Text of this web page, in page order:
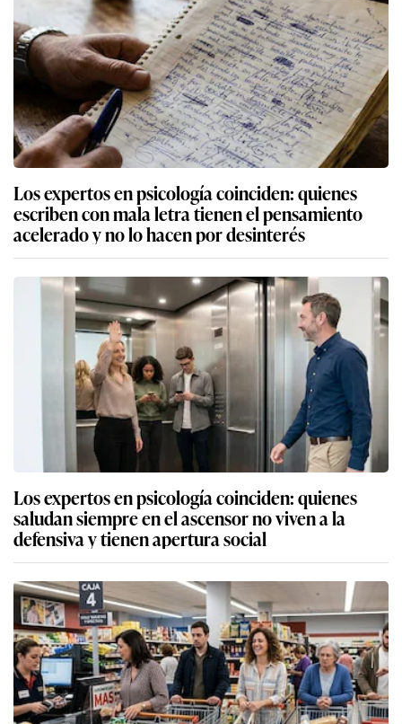
Los expertos en psicología coinciden: quienes
escriben con mala letra tienen el pensamiento
acelerado y no lo hacen por desinterés
Los expertos en psicología coinciden: quienes
saludan siempre en el ascensor no viven a la
defensiva y tienen apertura social